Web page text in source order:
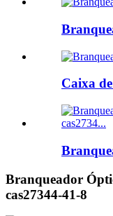
Caixa
Branqueador
cas27344-41-8